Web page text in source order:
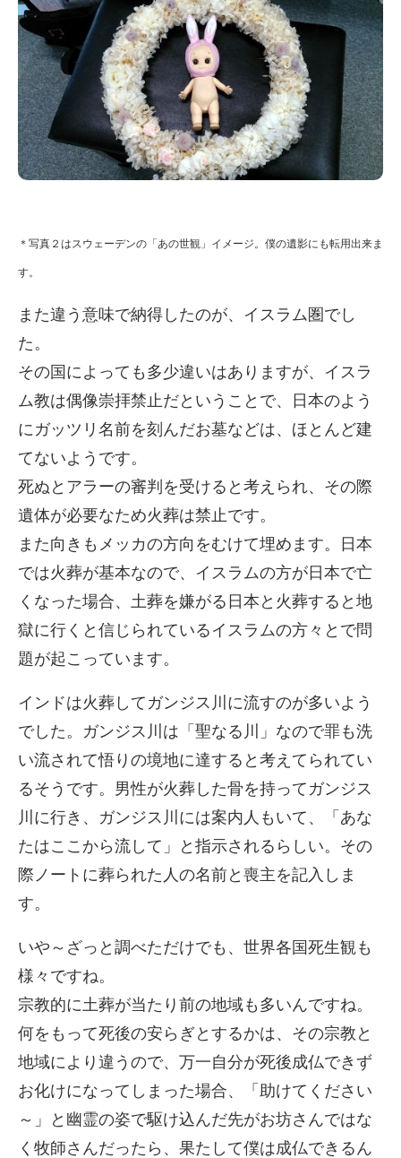
＊写真２はスウェーデンの「あの世観」イメージ。僕の遺影にも転用出来ま
す。
また違う意味で納得したのが、イスラム圏でし
た。
その国によっても多少違いはありますが、イスラ
ム教は偶像崇拝禁止だということで、日本のよう
にガッツリ名前を刻んだお墓などは、ほとんど建
てないようです。
死ぬとアラーの審判を受けると考えられ、その際
遺体が必要なため火葬は禁止です。
また向きもメッカの方向をむけて埋めます。日本
では火葬が基本なので、イスラムの方が日本で亡
くなった場合、土葬を嫌がる日本と火葬すると地
獄に行くと信じられているイスラムの方々とで問
題が起こっています。
インドは火葬してガンジス川に流すのが多いよう
でした。ガンジス川は「聖なる川」なので罪も洗
い流されて悟りの境地に達すると考えてられてい
るそうです。男性が火葬した骨を持ってガンジス
川に行き、ガンジス川には案内人もいて、「あな
たはここから流して」と指示されるらしい。その
際ノートに葬られた人の名前と喪主を記入しま
す。
いや～ざっと調べただけでも、世界各国死生観も
様々ですね。
宗教的に土葬が当たり前の地域も多いんですね。
何をもって死後の安らぎとするかは、その宗教と
地域により違うので、万一自分が死後成仏できず
お化けになってしまった場合、「助けてください
～」と幽霊の姿で駆け込んだ先がお坊さんではな
く牧師さんだったら、果たして僕は成仏できるん